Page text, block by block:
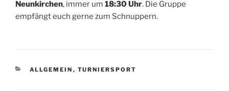
Neunkirchen, immer um 18:30 Uhr. Die Gruppe
empfängt euch gerne zum Schnuppern.
KATEGORIEN
ALLGEMEIN , TURNIERSPORT